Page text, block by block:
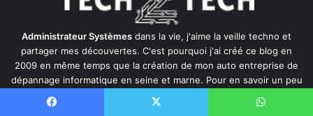
Administrateur Systèmes dans la vie, j'aime la veille techno et
partager mes découvertes. C'est pourquoi j'ai créé ce blog en
2009 en même temps que la création de mon auto entreprise de
dépannage informatique en seine et marne. Pour en savoir un peu
plus sur moi, vous pouvez en lire un peu plus sur la page
Propos" du blog